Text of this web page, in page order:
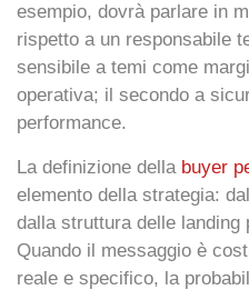
esempio, dovrà parlare in
rispetto a un responsabile
sensibile a temi come
operativa; il secondo a
performance.
La definizione della buyer
elemento della strategia:
dalla struttura delle landing
Quando il messaggio è
reale e specifico, la